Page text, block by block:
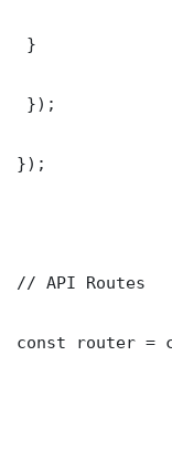
}
});
});
// API Routes
const router =